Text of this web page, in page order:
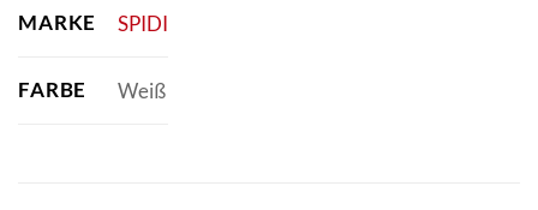
MARKE SPIDI
FARBE Weiß